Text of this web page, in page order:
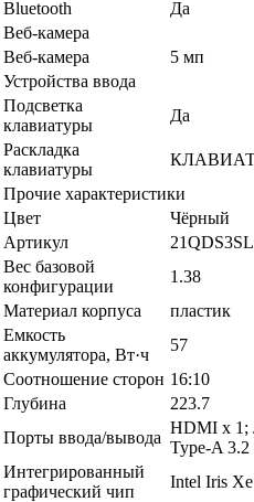
Bluetooth
Да
Веб-камера
Веб-камера
5 мп
Устройства ввода
Подсветка
клавиатуры
Да
Раскладка
клавиатуры
Прочие характеристики
Цвет
Чёрный
Артикул
Вес базовой
конфигурации
1.38
Материал корпуса
пластик
Емкость
аккумулятора, Вт·ч
57
Соотношение сторон 16:10
Глубина
223.7
Порты ввода/вывода
HDMI x 1;
Type-A
Интегрированный
графический чип
Intel Iris